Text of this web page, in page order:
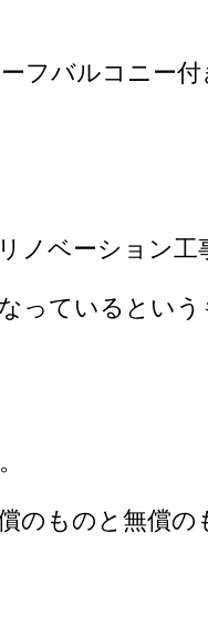
フバルコニー
ノベーション工
っているという
のものと無償